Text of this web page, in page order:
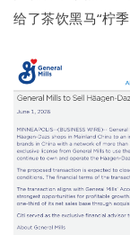
给了茶饮黑马“柠季